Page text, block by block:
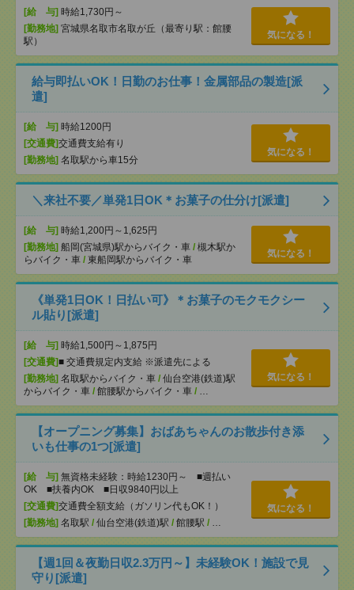
[給 与] 時給1,730円～
[勤務地] 宮城県名取市名取が丘（最寄り駅：館腰
駅）
気になる！
給与即払いOK！日勤のお仕事！金属部品の製造[派
遣]
[給 与] 時給1200円
[交通費]交通費支給有り
[勤務地] 名取駅から車15分
気になる！
＼来社不要／単発1日OK＊お菓子の仕分け[派遣]
[給 与] 時給1,200円～1,625円
[勤務地] 船岡(宮城県)駅からバイク・車 / 槻木駅か
らバイク・車 / 東船岡駅からバイク・車
気になる！
《単発1日OK！日払い可》＊お菓子のモクモクシー
ル貼り[派遣]
[給 与] 時給1,500円～1,875円
[交通費]■ 交通費規定内支給 ※派遣先による
[勤務地] 名取駅からバイク・車 / 仙台空港(鉄道)駅
からバイク・車 / 館腰駅からバイク・車 / …
気になる！
【オープニング募集】おばあちゃんのお散歩付き添
いも仕事の1つ[派遣]
[給 与] 無資格未経験：時給1230円～ ■週払い
OK ■扶養内OK ■日収9840円以上
[交通費]交通費全額支給（ガソリン代もOK！）
[勤務地] 名取駅 / 仙台空港(鉄道)駅 / 館腰駅 / …
気になる！
【週1回＆夜勤日収2.3万円～】未経験OK！施設で見
守り[派遣]